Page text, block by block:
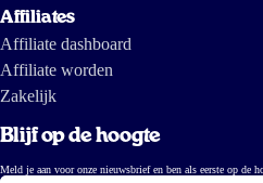
Affiliates
Affiliate dashboard
Affiliate worden
Zakelijk
Blijf op de hoogte
Meld je aan voor onze nieuwsbrief en ben als eerste op de
Naam